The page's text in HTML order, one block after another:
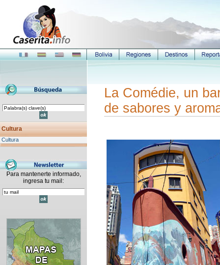
Cultura
Cultura
Para mantenerte informado,
ingresa tu mail:
La Comédie, un
de sabores y